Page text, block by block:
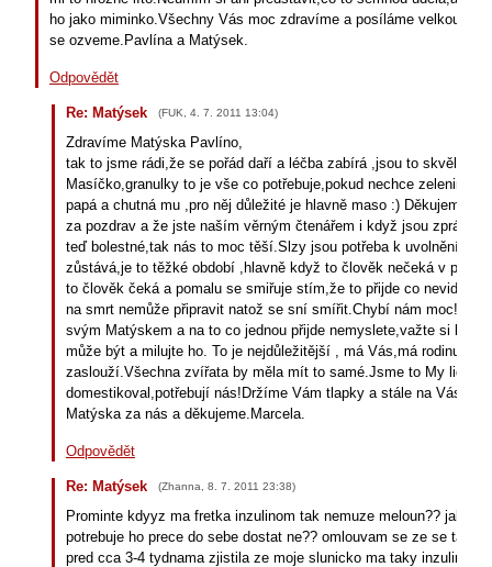
ho jako miminko.Všechny Vás moc zdravíme a posíláme velkou
se ozveme.Pavlína a Matýsek.
Odpovědět
Re: Matýsek (FUK 4. 7. 2011 13:04)
Zdravíme Matýska Pavlíno,
tak to jsme rádi,že se pořád daří a léčba zabírá ,jsou to skvělé
Masíčko,granulky to je vše co potřebuje,pokud nechce zeleninu
papá a chutná mu ,pro něj důležité je hlavně maso :) Děkujeme
za pozdrav a že jste naším věrným čtenářem i když jsou zprávy
teď bolestné,tak nás to moc těší.Slzy jsou potřeba k uvolnění ale
zůstává,je to těžké období ,hlavně když to člověk nečeká v
to člověk čeká a pomalu se smiřuje stím,že to přijde co nevidět
na smrt nemůže připravit natož se sní smířit.Chybí nám moc! :(
svým Matýskem a na to co jednou přijde nemyslete,važte si
může být a milujte ho. To je nejdůležitější , má Vás,má rodinu a
zaslouží.Všechna zvířata by měla mít to samé.Jsme to My
domestikoval,potřebují nás!Držíme Vám tlapky a stále na Vás
Matýska za nás a děkujeme.Marcela.
Odpovědět
Re: Matýsek (Zhanna 8. 7. 2011 23:38)
Prominte kdyyz ma fretka inzulinom tak nemuze meloun?? jak
potrebuje ho prece do sebe dostat ne?? omlouvam se ze se tak
pred cca 3-4 tydnama zjistila ze moje slunicko ma taky inzulinom